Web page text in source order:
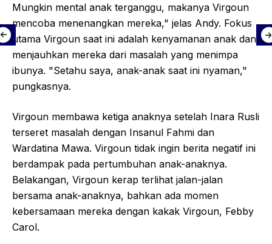
Mungkin mental anak terganggu, makanya Virgoun
mencoba menenangkan mereka," jelas Andy. Fokus
utama Virgoun saat ini adalah kenyamanan anak dan
menjauhkan mereka dari masalah yang menimpa
ibunya. "Setahu saya, anak-anak saat ini nyaman,"
pungkasnya.
Virgoun membawa ketiga anaknya setelah Inara Rusli
terseret masalah dengan Insanul Fahmi dan
Wardatina Mawa. Virgoun tidak ingin berita negatif ini
berdampak pada pertumbuhan anak-anaknya.
Belakangan, Virgoun kerap terlihat jalan-jalan
bersama anak-anaknya, bahkan ada momen
kebersamaan mereka dengan kakak Virgoun, Febby
Carol.